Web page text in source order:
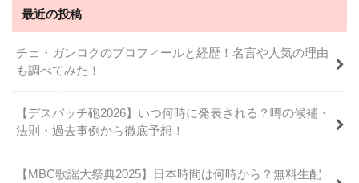
最近の投稿
チェ・ガンロクのプロフィールと経歴！名言や人気の理由
も調べてみた！
【デスパッチ砲2026】いつ何時に発表される？噂の候補・
法則・過去事例から徹底予想！
【MBC歌謡大祭典2025】日本時間は何時から？無料生配